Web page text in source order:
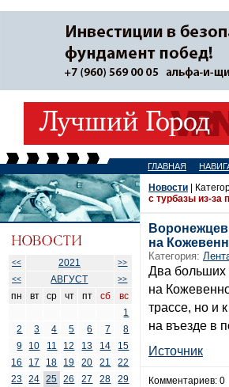
ГЛАВНАЯ
<< 2021
>>
<<
АВГУСТ >>
пн вт ср чт пт сб
вс
1
2
3 4 5 6 7
8
9
10 11 12 13 14
15
16
17 18 19 20 21
22
23
24 25 26 27 28
29
Новости |
с турбазы из-за
на
Категория:
Два больших
на
трассе, но и
на въезде в
Источник
Комментариев: 0